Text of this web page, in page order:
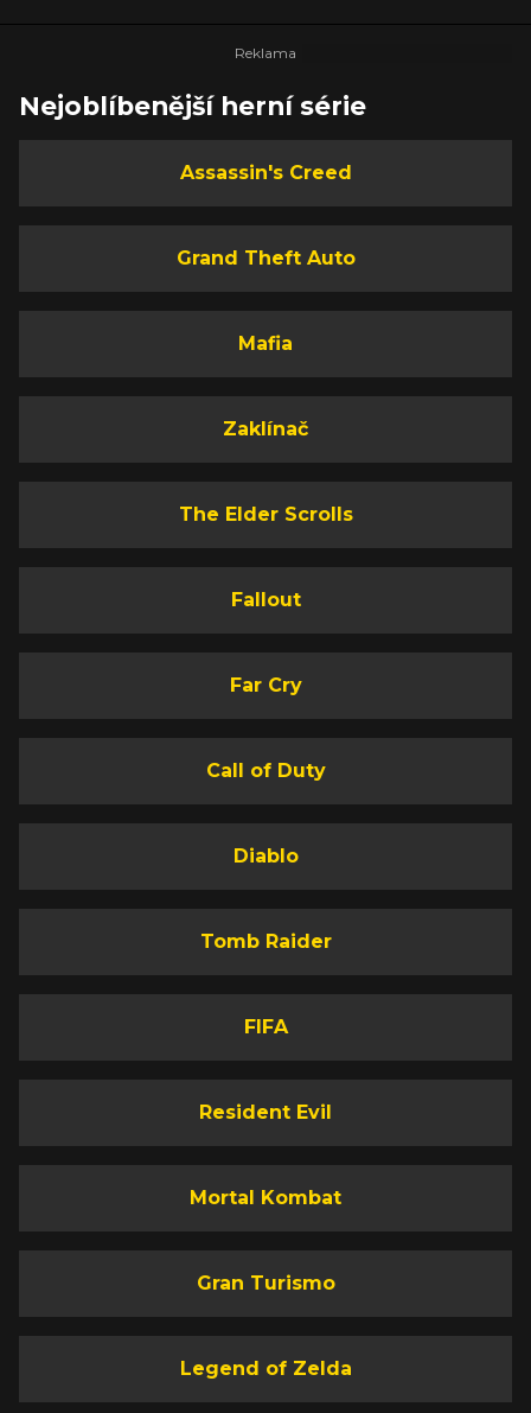
Nejoblíbenější herní série
Assassin's Creed
Grand Theft Auto
Mafia
Zaklínač
The Elder Scrolls
Fallout
Far Cry
Call of Duty
Diablo
Tomb Raider
FIFA
Resident Evil
Mortal Kombat
Gran Turismo
Legend of Zelda